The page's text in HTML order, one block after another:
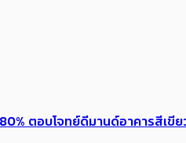
ตอบโจทย์ดีมานด์อาคารสีเขี